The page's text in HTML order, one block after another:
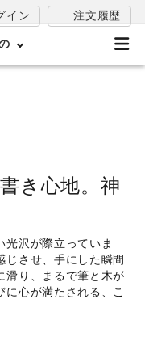
イン 注文履歴
き心地。神
光沢が際立っていま
じさせ、手にした瞬間
滑り、まるで筆と木が
心が満たされる、こ